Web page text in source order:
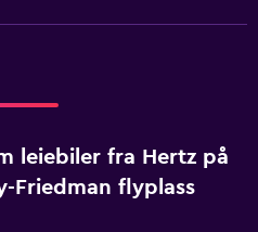
leiebiler fra Hertz på
Friedman flyplass